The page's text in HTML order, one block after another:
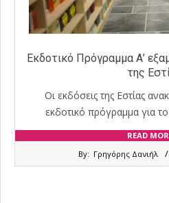
Εκδοτικό Πρόγραμμα Α’
της
Οι εκδόσεις της Εστίας
εκδοτικό πρόγραμμα για
READ
By: Γρηγόρης Δανιήλ